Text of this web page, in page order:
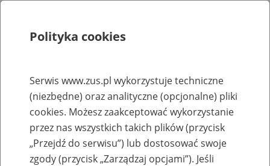
Rejestry, ewidencje i archiwa
Baza zlikwidowanych lub
przekształconych zakładów pracy
Polityka cookies
Serwis www.zus.pl wykorzystuje techniczne
(niezbędne) oraz analityczne (opcjonalne) pliki
cookies. Możesz zaakceptować wykorzystanie
przez nas wszystkich takich plików (przycisk
„Przejdź do serwisu”) lub dostosować swoje
zgody (przycisk „Zarządzaj opcjami”). Jeśli